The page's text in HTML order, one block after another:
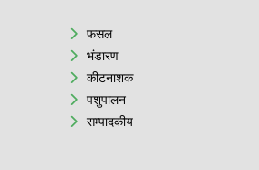
फसल
भंडारण
कीटनाशक
पशुपालन
सम्पादकीय